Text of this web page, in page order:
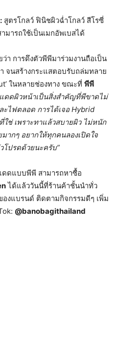
สูตรโกลว์ ฟินิชผิวฉ่ำโกลว์ สีโรซี่
มารถใช้เป็นเมกอัพเบสได้
า การดึงตัวพีพีมาร่วมงานถือเป็น
จนสร้างกระแสตอบรับถล่มทลาย
ในหลายช่องทาง ขณะที่ พีพี
ดดผิวหน้าเป็นสิ่งสำคัญที่พีขาดไม่
ะไฟตลอด การได้เจอ Hybrid
ใช่ เพราะทาแล้วสบายผิว ไม่หนัก
ากๆ อยากให้ทุกคนลองเปิดใจ
โปรดด้วยนะครับ”
ดดแบบพีพี สามารถหาซื้อ
ได้แล้ววันนี้ที่ร้านค้าชั้นนำทั่ว
องแบรนด์ ติดตามกิจกรรมดีๆ เพิ่ม
@banobagithailand